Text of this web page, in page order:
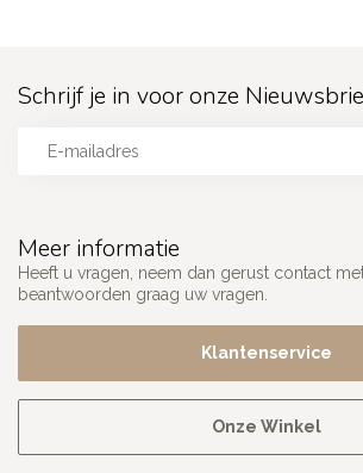
Meer informatie
Heeft u vragen, neem dan gerust contact
beantwoorden graag uw vragen.
Klantenservice
Onze Winkel
Schrijf je in voor onze